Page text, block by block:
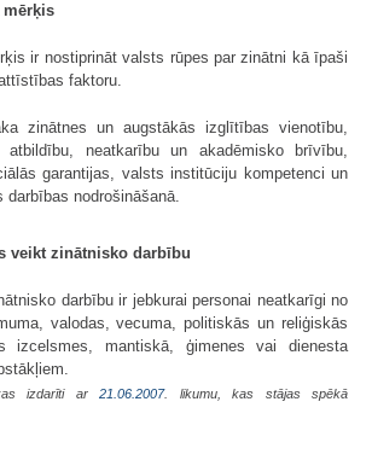
mērķis
ir nostiprināt valsts rūpes par zinātni kā īpaši
faktoru.
zinātnes un augstākās izglītības vienotību,
atbildību, neatkarību un akadēmisko brīvību,
garantijas, valsts institūciju kompetenci un
nodrošināšanā.
veikt zinātnisko darbību
darbību ir jebkurai personai neatkarīgi no
valodas, vecuma, politiskās un reliģiskās
izcelsmes, mantiskā, ģimenes vai dienesta
izdarīti ar21.06.2007. likumu, kas stājas spēkā